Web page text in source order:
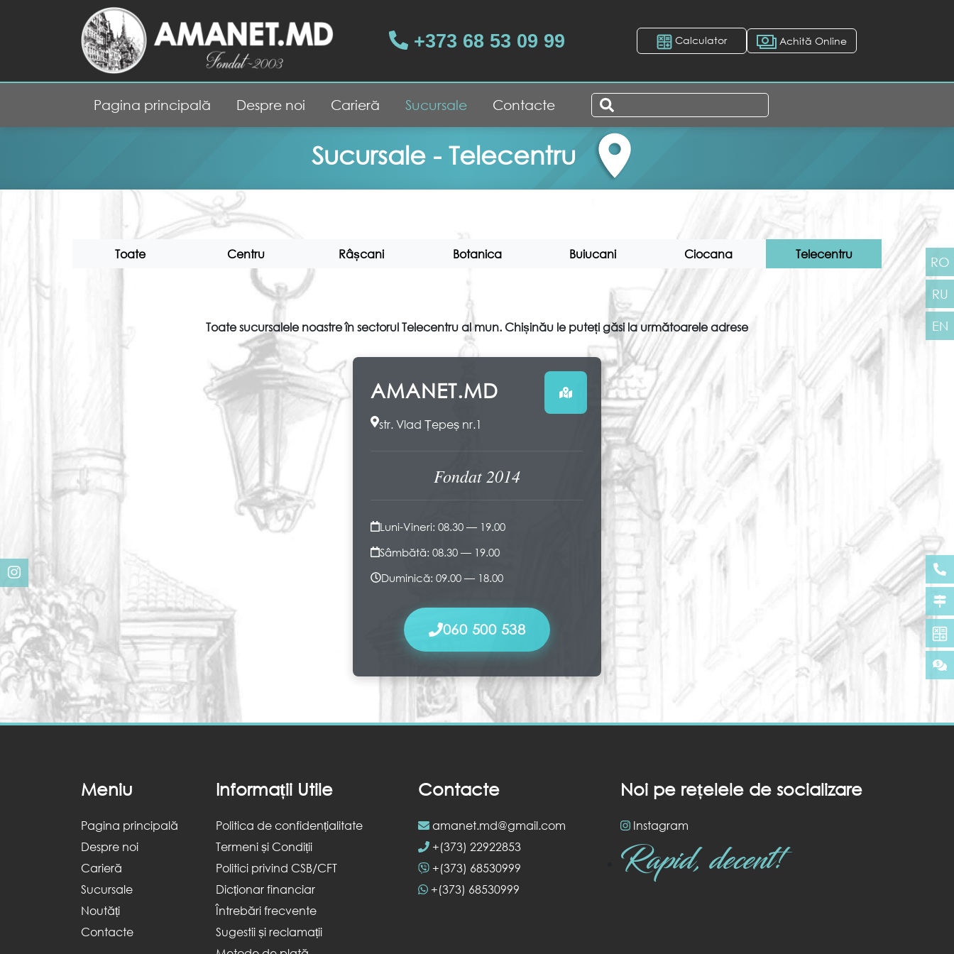
+373 68 53 09 99 Calculator Achită Online
Pagina principală Despre noi Carieră Sucursale Contacte
Sucursale - Telecentru
Toate Centru Râșcani Botanica Buiucani Ciocana Telecentru
Toate sucursalele noastre în sectorul Telecentru al mun. Chișinău le puteți găsi la următoarele adrese
AMANET.MD
str. Vlad Țepeș nr.1
Fondat 2014
Luni-Vineri: 08.30 — 19.00
Sâmbătă: 08.30 — 19.00
Duminică: 09.00 — 18.00
060 500 538
Meniu
Pagina principală
Despre noi
Carieră
Sucursale
Noutăți
Contacte
Informații Utile
Politica de confidențialitate
Termeni și Condiții
Politici privind CSB/CFT
Dicționar financiar
Întrebări frecvente
Sugestii și reclamații
Contacte
amanet.md@gmail.com
+(373) 22922853
+(373) 68530999
+(373) 68530999
Noi pe rețelele de socializare
Instagram
Rapid, decent!
RO
RU
EN